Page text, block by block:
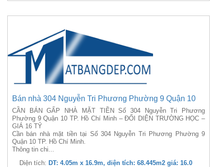
Bán nhà 304 Nguyễn Tri Phương Phường 9 Quận 10
CẦN BÁN GẤP NHÀ MẶT TIỀN Số 304 Nguyễn Tri Phương
Phường 9 Quận 10 TP. Hồ Chí Minh – ĐỐI DIỆN TRƯỜNG HỌC –
GIÁ 16 TỶ
Cần bán nhà mặt tiền tại Số 304 Nguyễn Tri Phương Phường 9
Quận 10 TP. Hồ Chí Minh.
Thông tin chi...
Diện tích: DT: 4.05m x 16.9m, diện tích: 68.445m2 giá: 16.0